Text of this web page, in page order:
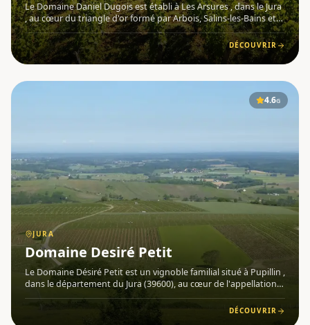
Le Domaine Daniel Dugois est établi à Les Arsures , dans le Jura
, au cœur du triangle d'or formé par Arbois, Salins-les-Bains et
Poligny. Domaine familial transmis de père en fils, il est
aujourd'hui conduit par Philippe et Mélanie Dugois,DÉCOUVRIR
4.6G
JURA
Domaine Desiré Petit
Le Domaine Désiré Petit est un vignoble familial situé à Pupillin ,
dans le département du Jura (39600), au cœur de l'appellation
Arbois-Pupillin . Fondé en 1932 par Désiré Petit, qui planta ses
premières vignes de Ploussard dans la célèbre
DÉCOUVRIR